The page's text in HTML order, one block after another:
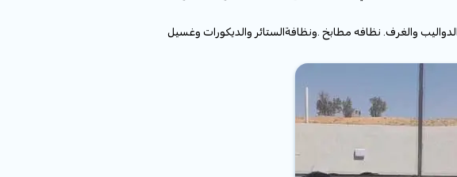
والغرف. نظافه مطابخ .ونظافةالستائر والديكورات وغسيل